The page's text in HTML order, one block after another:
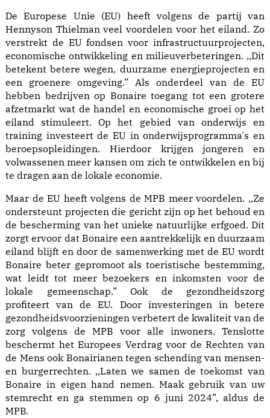
De Europese Unie (EU) heeft volgens de partij van
Hennyson Thielman veel voordelen voor het eiland. Zo
verstrekt de EU fondsen voor infrastructuurprojecten,
economische ontwikkeling en milieuverbeteringen. ,,Dit
betekent betere wegen, duurzame energieprojecten en
een groenere omgeving.” Als onderdeel van de EU
hebben bedrijven op Bonaire toegang tot een grotere
afzetmarkt wat de handel en economische groei op het
eiland stimuleert. Op het gebied van onderwijs en
training investeert de EU in onderwijsprogramma's en
beroepsopleidingen. Hierdoor krijgen jongeren en
volwassenen meer kansen om zich te ontwikkelen en bij
te dragen aan de lokale economie.
Maar de EU heeft volgens de MPB meer voordelen. ,,Ze
ondersteunt projecten die gericht zijn op het behoud en
de bescherming van het unieke natuurlijke erfgoed. Dit
zorgt ervoor dat Bonaire een aantrekkelijk en duurzaam
eiland blijft en door de samenwerking met de EU wordt
Bonaire beter gepromoot als toeristische bestemming,
wat leidt tot meer bezoekers en inkomsten voor de
lokale gemeenschap.” Ook de gezondheidszorg
profiteert van de EU. Door investeringen in betere
gezondheidsvoorzieningen verbetert de kwaliteit van de
zorg volgens de MPB voor alle inwoners. Tenslotte
beschermt het Europees Verdrag voor de Rechten van
de Mens ook Bonairianen tegen schending van mensen-
en burgerrechten. ,,Laten we samen de toekomst van
Bonaire in eigen hand nemen. Maak gebruik van uw
stemrecht en ga stemmen op 6 juni 2024”, aldus de
MPB.